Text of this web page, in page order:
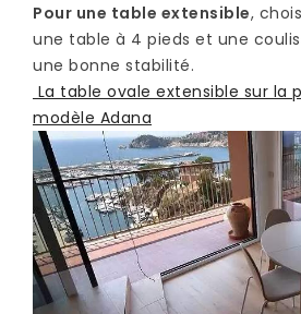
Pour une table extensible,
une table à 4 pieds et une
une bonne stabilité.
La table ovale extensible sur la
modèle Adana